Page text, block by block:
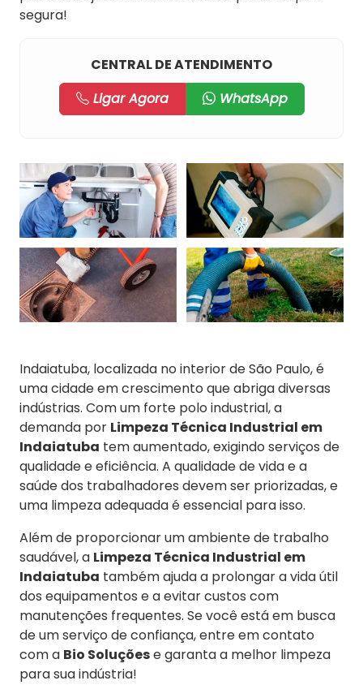
segura!
CENTRAL DE ATENDIMENTO
Ligar Agora
WhatsApp
Indaiatuba, localizada no interior de São Paulo, é
uma cidade em crescimento que abriga diversas
indústrias. Com um forte polo industrial, a
demanda por Limpeza Técnica Industrial em
Indaiatuba tem aumentado, exigindo serviços de
qualidade e eficiência. A qualidade de vida e a
saúde dos trabalhadores devem ser priorizadas, e
uma limpeza adequada é essencial para isso.
Além de proporcionar um ambiente de trabalho
saudável, a Limpeza Técnica Industrial em
Indaiatuba também ajuda a prolongar a vida útil
dos equipamentos e a evitar custos com
manutenções frequentes. Se você está em busca
de um serviço de confiança, entre em contato
com a Bio Soluçõese garanta a melhor limpeza
para sua indústria!